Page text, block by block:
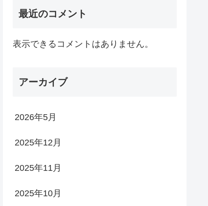
最近のコメント
表示できるコメントはありません。
アーカイブ
2026年5月
2025年12月
2025年11月
2025年10月